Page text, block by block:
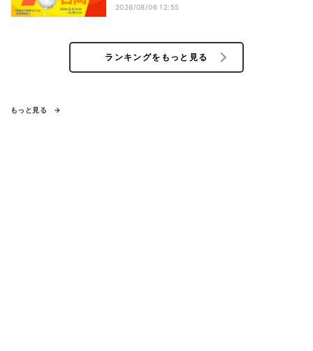
2026/08/06 12:55
ランキングをもっと見る
もっと見る